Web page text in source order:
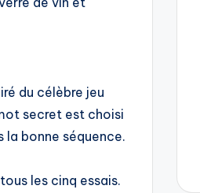
du célèbre jeu
secret est choisi
la bonne séquence.
les cinq essais.